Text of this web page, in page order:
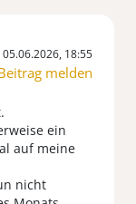
05.06.2026, 18:55
melden
ein
auf meine
nicht